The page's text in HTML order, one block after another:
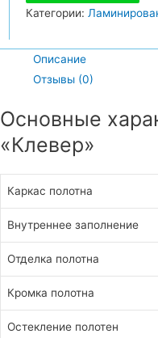
Категории:
Описание
Отзывы (0)
Основные
«Клевер»
Каркас полотна
Внутреннее заполнение
Отделка полотна
Кромка полотна
Остекление полотен